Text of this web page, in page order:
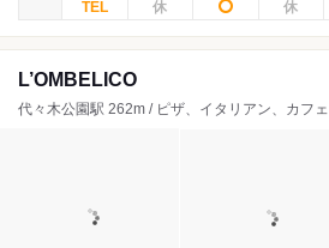
L’OMBELICO
代々木公園駅 262m / ピザ、イタリアン、カフェ